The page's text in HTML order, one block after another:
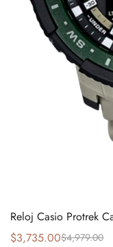
Reloj Casio Protrek
$4,979.00
$3,735.00